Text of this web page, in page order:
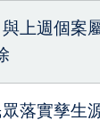
上週個案
落實孳生